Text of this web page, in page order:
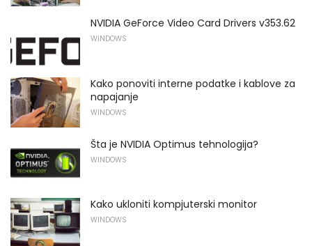
NVIDIA GeForce Video Card Drivers v353.62
WINDOWS
Kako ponoviti interne podatke i kablove za
napajanje
WINDOWS
Šta je NVIDIA Optimus tehnologija?
WINDOWS
Kako ukloniti kompjuterski monitor
WINDOWS